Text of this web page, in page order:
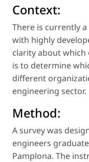
Context:
There is currently
with highly
clarity about which
is to determine
different
engineering sector.
Method:
A survey was
engineers
Pamplona. The